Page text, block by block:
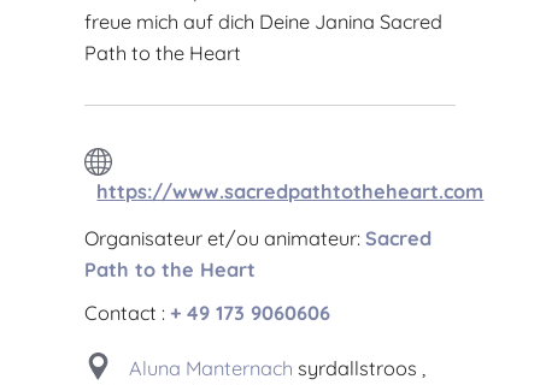
freue mich auf dich Deine Janina Sacred
Path to the Heart
https://www.sacredpathtotheheart.com
Organisateur et/ou animateur: Sacred
Path to the Heart
Contact : + 49 173 9060606
Aluna Manternach syrdallstroos ,